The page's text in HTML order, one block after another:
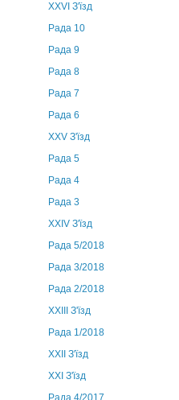
XXVI З'їзд
Рада 10
Рада 9
Рада 8
Рада 7
Рада 6
XXV З'їзд
Рада 5
Рада 4
Рада 3
ХХIV З'їзд
Рада 5/2018
Рада 3/2018
Рада 2/2018
XXIII З'їзд
Рада 1/2018
ХХІІ З'їзд
XXI З'їзд
Рада 4/2017